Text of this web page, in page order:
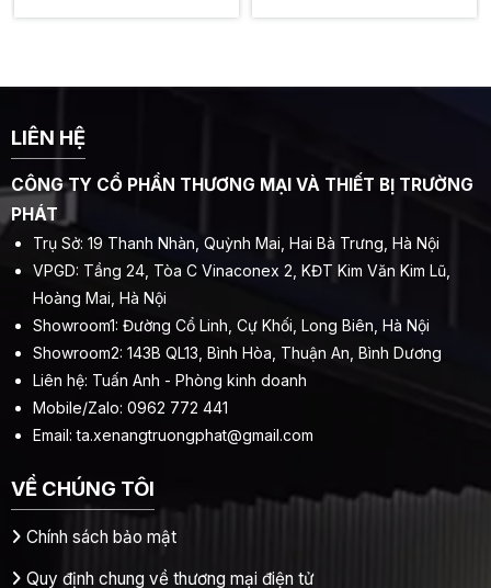
LIÊN HỆ
CÔNG TY CỔ PHẦN THƯƠNG MẠI VÀ THIẾT BỊ TRƯỜNG
PHÁT
Trụ Sở: 19 Thanh Nhàn, Quỳnh Mai, Hai Bà Trưng, Hà Nội
VPGD: Tầng 24, Tòa C Vinaconex 2, KĐT Kim Văn Kim Lũ,
Hoàng Mai, Hà Nội
Showroom1: Đường Cổ Linh, Cự Khối, Long Biên, Hà Nội
Showroom2: 143B QL13, Bình Hòa, Thuận An, Bình Dương
Liên hệ: Tuấn Anh - Phòng kinh doanh
Mobile/Zalo: 0962 772 441
Email:ta.xenangtruongphat@gmail.com
VỀ CHÚNG TÔI
Chính sách bảo mật
Quy định chung về thương mại điện tử